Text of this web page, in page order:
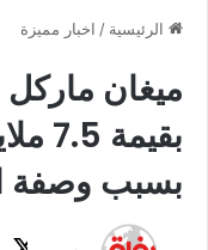
الرئيسية / اخبار مميزة
ميغان
بسبب وصفة